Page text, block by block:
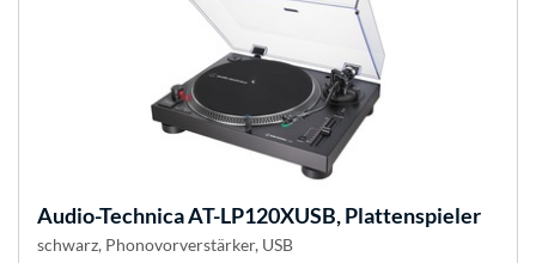
Audio-TechnicaAT-LP120XUSB, Plattenspieler
schwarz, Phonovorverstärker, USB